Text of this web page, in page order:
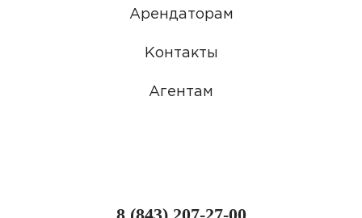
Арендаторам
Контакты
Агентам